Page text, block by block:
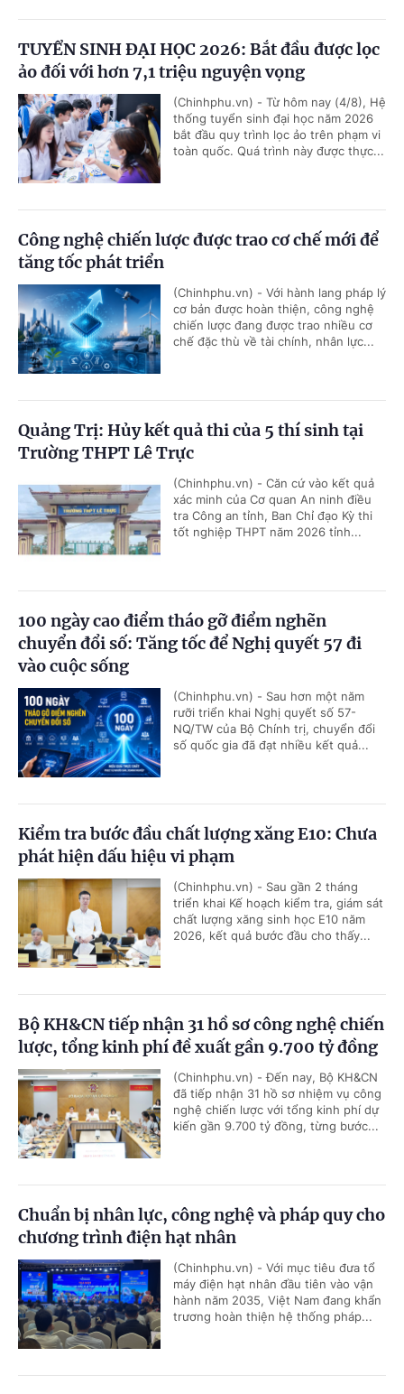
TUYỂN SINH ĐẠI HỌC 2026: Bắt đầu được lọc
ảo đối với hơn 7,1 triệu nguyện vọng
(Chinhphu.vn) - Từ hôm nay (4/8), Hệ
thống tuyển sinh đại học năm 2026
bắt đầu quy trình lọc ảo trên phạm vi
toàn quốc. Quá trình này được thực...
Công nghệ chiến lược được trao cơ chế mới để
tăng tốc phát triển
(Chinhphu.vn) - Với hành lang pháp lý
cơ bản được hoàn thiện, công nghệ
chiến lược đang được trao nhiều cơ
chế đặc thù về tài chính, nhân lực...
Quảng Trị: Hủy kết quả thi của 5 thí sinh tại
Trường THPT Lê Trực
(Chinhphu.vn) - Căn cứ vào kết quả
xác minh của Cơ quan An ninh điều
tra Công an tỉnh, Ban Chỉ đạo Kỳ thi
tốt nghiệp THPT năm 2026 tỉnh...
100 ngày cao điểm tháo gỡ điểm nghẽn
chuyển đổi số: Tăng tốc để Nghị quyết 57 đi
vào cuộc sống
(Chinhphu.vn) - Sau hơn một năm
rưỡi triển khai Nghị quyết số 57-
NQ/TW của Bộ Chính trị, chuyển đổi
số quốc gia đã đạt nhiều kết quả...
Kiểm tra bước đầu chất lượng xăng E10: Chưa
phát hiện dấu hiệu vi phạm
(Chinhphu.vn) - Sau gần 2 tháng
triển khai Kế hoạch kiểm tra, giám sát
chất lượng xăng sinh học E10 năm
2026, kết quả bước đầu cho thấy...
Bộ KH&CN tiếp nhận 31 hồ sơ công nghệ chiến
lược, tổng kinh phí đề xuất gần 9.700 tỷ đồng
(Chinhphu.vn) - Đến nay, Bộ KH&CN
đã tiếp nhận 31 hồ sơ nhiệm vụ công
nghệ chiến lược với tổng kinh phí dự
kiến gần 9.700 tỷ đồng, từng bước...
Chuẩn bị nhân lực, công nghệ và pháp quy cho
chương trình điện hạt nhân
(Chinhphu.vn) - Với mục tiêu đưa tổ
máy điện hạt nhân đầu tiên vào vận
hành năm 2035, Việt Nam đang khẩn
trương hoàn thiện hệ thống pháp...